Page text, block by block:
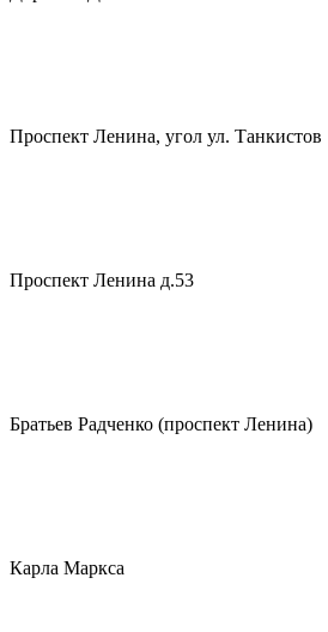
Проспект Ленина, угол ул. Танкистов
Проспект Ленина д.53
Братьев Радченко (проспект Ленина)
Карла Маркса